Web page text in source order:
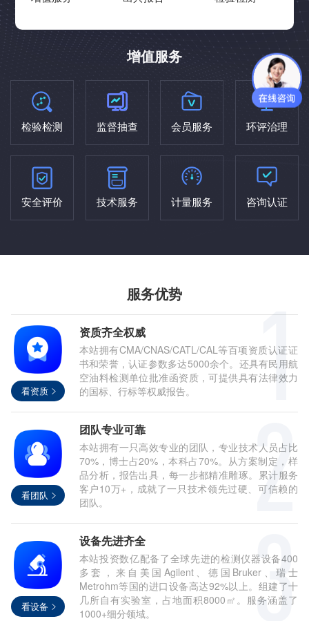
增值服务
检验检测 监督抽查 会员服务 环评治理
安全评价 技术服务 计量服务 咨询认证
服务优势
看资质
资质齐全权威
本站拥有CMA/CNAS/CATL/CAL等百项资质认证证
书和荣誉，认证参数多达5000余个。还具有民用航
空油料检测单位批准函资质，可提供具有法律效力
的国标、行标等权威报告。
看团队
团队专业可靠
本站拥有一只高效专业的团队，专业技术人员占比
70%，博士占20%，本科占70%。从方案制定，样
品分析，报告出具，每一步都精准雕琢。累计服务
客户10万+，成就了一只技术领先过硬、可信赖的
团队。
看设备
设备先进齐全
本站投资数亿配备了全球先进的检测仪器设备400
多套，来自美国Agilent、德国Bruker、瑞士
Metrohm等国的进口设备高达92%以上。组建了十
几所自有实验室，占地面积8000㎡。服务涵盖了
1000+细分领域。